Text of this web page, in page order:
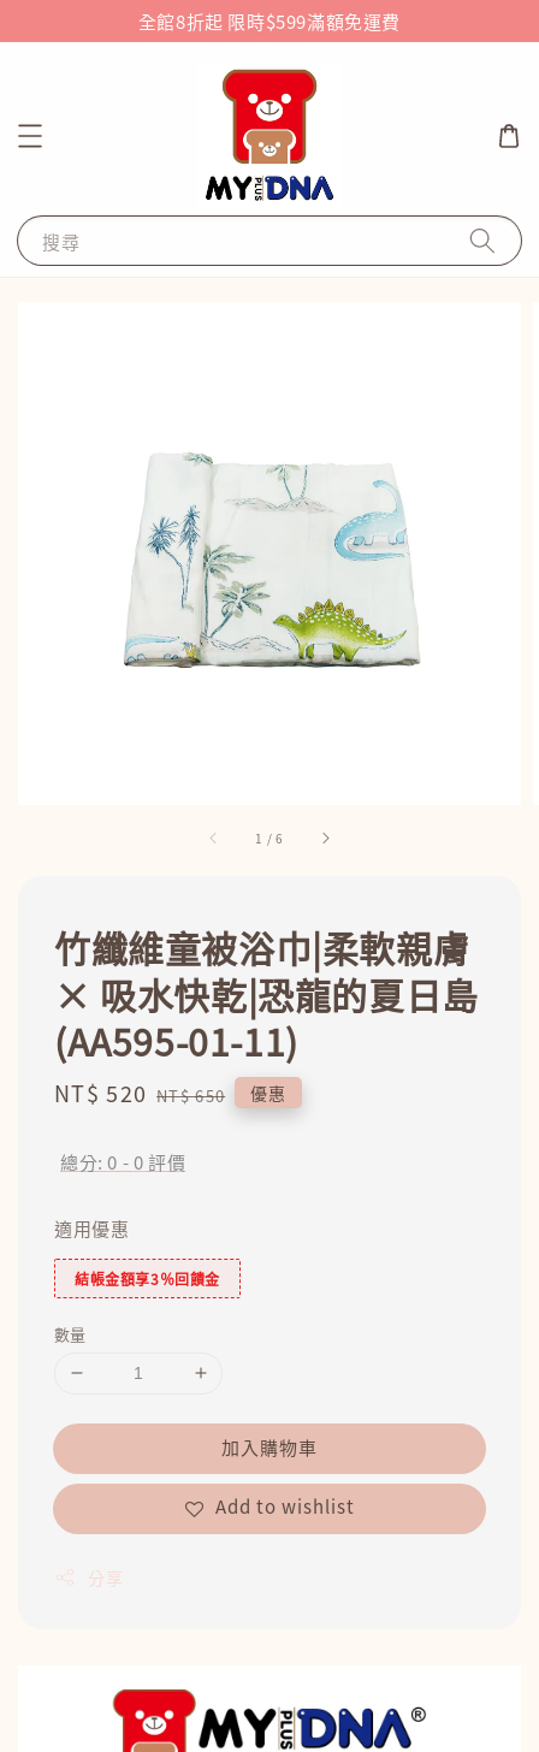
全館8折起 限時$599滿額免運費
搜尋
1 /6
竹纖維童被浴巾|柔軟親膚
× 吸水快乾|恐龍的夏日島
(AA595-01-11)
Sale
NT$ 520 Regular
NT$ 650 優惠
總分:0 -0評價
適用優惠
結帳金額享3％回饋金
數量
加入購物車
Add to wishlist
分享